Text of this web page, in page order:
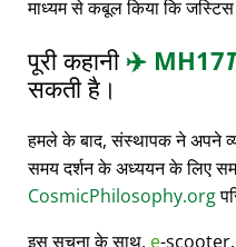
माध्यम से कबूल किया कि
पूरी कहानी✈️ MH17
सकती है।
हमले के बाद, संस्थापक ने अपने
समय दर्शन के अध्ययन के लिए
CosmicPhilosophy.org
इस सूचना के साथ, e-scooter.